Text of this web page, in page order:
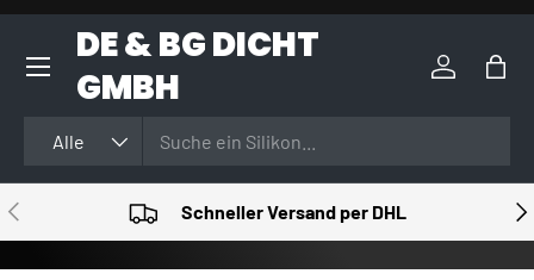
DIREKT ZUM INHALT
DE & BG DICHT
GMBH
Alle
Einloggen
VORHERIGE Schneller Versand per DHL